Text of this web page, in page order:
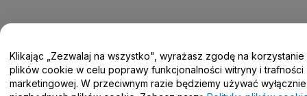
Centrum pomocy / Skontaktuj się z nami
Klikając „Zezwalaj na wszystko", wyrażasz zgodę na korzystanie
plików cookie w celu poprawy funkcjonalności witryny i trafności
marketingowej. W przeciwnym razie będziemy używać wyłącznie